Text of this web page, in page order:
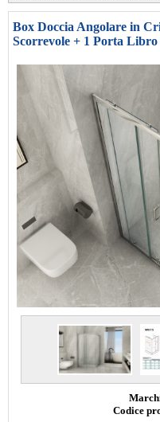
Box Doccia Angolare in
Scorrevole + 1 Porta
Codice